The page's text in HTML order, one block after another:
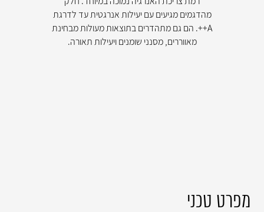
מהדגמים מגיעים עם יעילות אנרגטית עד לדרגת
A++. הם גם מתהדרים בתוצאות מעולות מבחינת
מאווררים, מסנני שומנים ויעילות תאורה.
מפרט טכני